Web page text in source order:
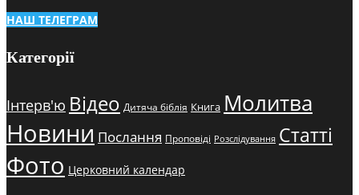
НАШ ТЕЛЕГРАМ
Категорії
Інтерв'ю Відео Дитяча біблія Книга Молитва
Новини Послання Проповіді Розслідування Статті
Фото Церковний календар